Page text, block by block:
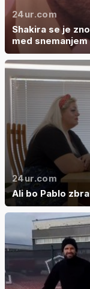
24ur.com
Shakira se je
med
24ur.com
Ali bo Pablo